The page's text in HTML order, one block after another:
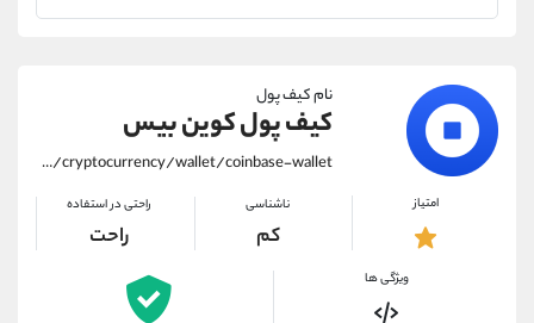
نام کیف پول
کیف پول کوین بیس
https://alirezamehrabi.com/cryptocurrency/wallet/coinbase-wallet
امتیاز ناشناسی
کم
راحتی در استفاده
راحت
ویژگی ها